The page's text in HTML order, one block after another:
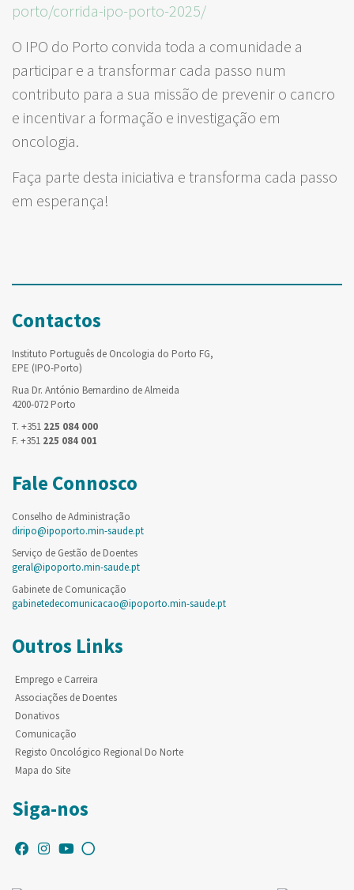
porto/corrida-ipo-porto-2025/
O IPO do Porto convida toda a comunidade a
participar e a transformar cada passo num
contributo para a sua missão de prevenir o cancro
e incentivar a formação e investigação em
oncologia.
Faça parte desta iniciativa e transforma cada passo
em esperança!
Contactos
Instituto Português de Oncologia do Porto FG,
EPE (IPO-Porto)
Rua Dr. António Bernardino de Almeida
4200-072 Porto
T. +351 225 084 000
F. +351 225 084 001
Fale Connosco
Conselho de Administração
diripo@ipoporto.min-saude.pt
Serviço de Gestão de Doentes
geral@ipoporto.min-saude.pt
Gabinete de Comunicação
gabinetedecomunicacao@ipoporto.min-saude.pt
Outros Links
Emprego e Carreira
Associações de Doentes
Donativos
Comunicação
Registo Oncológico Regional Do Norte
Mapa do Site
Siga-nos